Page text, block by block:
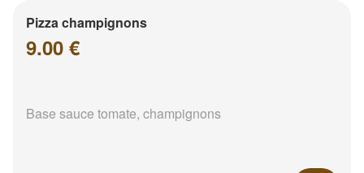
Pizza champignons
9.00 €
Base sauce tomate, champignons